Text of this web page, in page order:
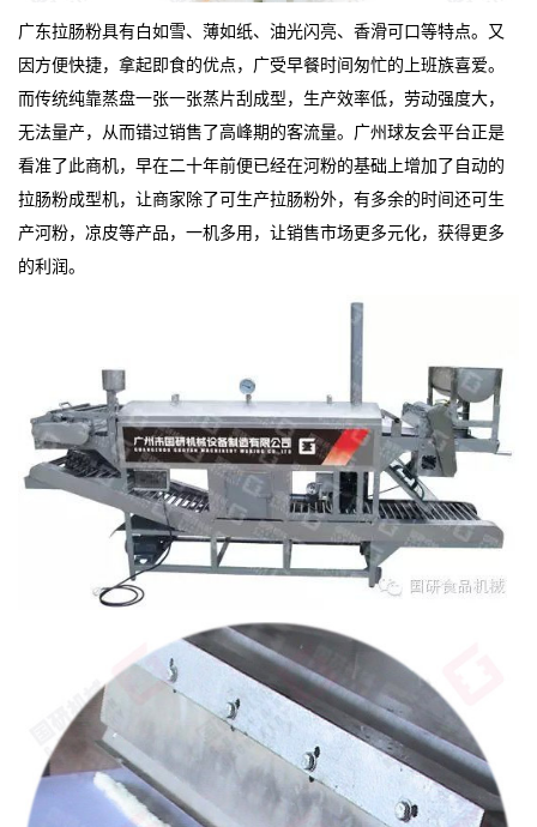
广东拉肠粉具有白如雪、薄如纸、油光闪亮、香滑可口等特点。又
因方便快捷，拿起即食的优点，广受早餐时间匆忙的上班族喜爱。
而传统纯靠蒸盘一张一张蒸片刮成型，生产效率低，劳动强度大，
无法量产，从而错过销售了高峰期的客流量。广州球友会平台正是
看准了此商机，早在二十年前便已经在河粉的基础上增加了自动的
拉肠粉成型机，让商家除了可生产拉肠粉外，有多余的时间还可生
产河粉，凉皮等产品，一机多用，让销售市场更多元化，获得更多
的利润。